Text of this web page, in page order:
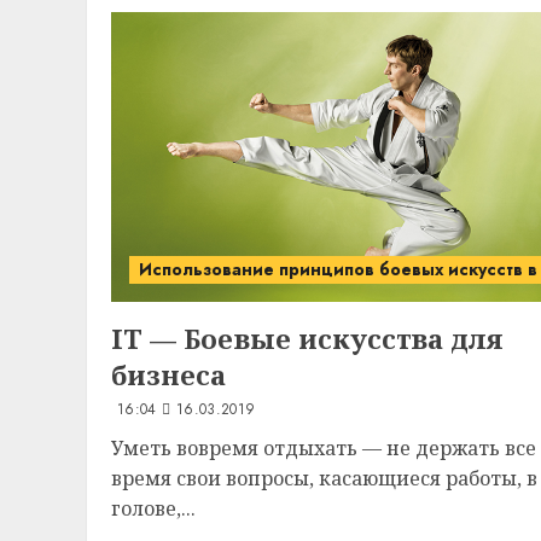
Использование принципов боевых искусств
IT — Боевые искусства для
бизнеса
16:04 16.03.2019
Уметь вовремя отдыхать — не держать все
время свои вопросы, касающиеся работы, в
голове,...